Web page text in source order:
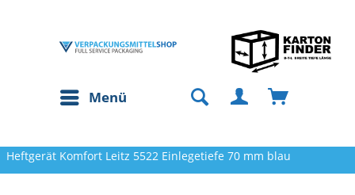
Menü
Heftgerät Komfort Leitz 5522 Einlegetiefe 70 mm blau